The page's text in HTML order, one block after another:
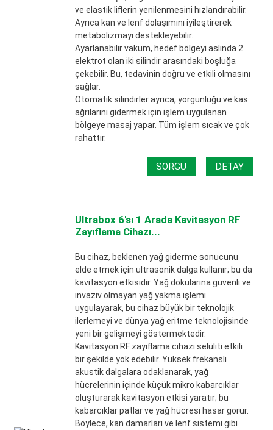
ve elastik liflerin yenilenmesini hızlandırabilir.
Ayrıca kan ve lenf dolaşımını iyileştirerek
metabolizmayı destekleyebilir.
Ayarlanabilir vakum, hedef bölgeyi aslında 2
elektrot olan iki silindir arasındaki boşluğa
çekebilir. Bu, tedavinin doğru ve etkili olmasını
sağlar.
Otomatik silindirler ayrıca, yorgunluğu ve kas
ağrılarını gidermek için işlem uygulanan
bölgeye masaj yapar. Tüm işlem sıcak ve çok
rahattır.
SORGU DETAY
Ultrabox 6'sı 1 Arada Kavitasyon RF
Zayıflama Cihazı...
Bu cihaz, beklenen yağ giderme sonucunu
elde etmek için ultrasonik dalga kullanır; bu da
kavitasyon etkisidir. Yağ dokularına güvenli ve
invaziv olmayan yağ yakma işlemi
uygulayarak, bu cihaz büyük bir teknolojik
ilerlemeyi ve dünya yağ eritme teknolojisinde
yeni bir gelişmeyi göstermektedir.
Kavitasyon RF zayıflama cihazı selüliti etkili
bir şekilde yok edebilir. Yüksek frekanslı
akustik dalgalara odaklanarak, yağ
hücrelerinin içinde küçük mikro kabarcıklar
oluşturarak kavitasyon etkisi yaratır; bu
kabarcıklar patlar ve yağ hücresi hasar görür.
Böylece, kan damarları ve lenf sistemi gibi